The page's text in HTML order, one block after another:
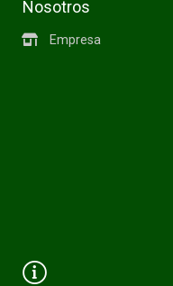
Nosotros
Empresa